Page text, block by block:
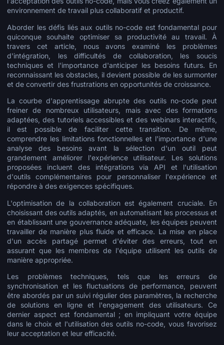
environnement de travail plus collaboratif et productif.
Aborder les défis liés aux outils no-code est fondamental pour
quiconque souhaite optimiser sa productivité au travail. À
travers cet article, nous avons examiné les problèmes
d'intégration, les difficultés de collaboration, les soucis
techniques et l'importance d'anticiper les besoins futurs. En
reconnaissant les obstacles, il devient possible de les surmonter
et de convertir des frustrations en opportunités de croissance.
La courbe d'apprentissage abrupte des outils no-code peut
freiner de nombreux utilisateurs, mais avec des formations
adaptées, des tutoriels accessibles et des webinars interactifs,
il est possible de faciliter cette transition. De même,
comprendre les limitations fonctionnelles et l'importance d'une
analyse des besoins avant la sélection d'un outil peut
grandement améliorer l'expérience utilisateur. Les solutions
proposées incluent des intégrations via API et l'utilisation
d'outils complémentaires pour personnaliser l'expérience et
répondre à des exigences spécifiques.
L'optimisation de la collaboration est également cruciale. En
choisissant des outils adaptés, en automatisant les processus et
en établissant une gouvernance adéquate, les équipes peuvent
travailler de manière plus fluide et efficace. La mise en place
d'un accès partagé permet d'éviter des erreurs, tout en
assurant que les membres de l'équipe utilisent les outils de
manière appropriée.
Les problèmes techniques, tels que les erreurs de
synchronisation et les fluctuations de performance, peuvent
être abordés par un suivi régulier des paramètres, la recherche
de solutions en ligne et l'engagement des utilisateurs. Ce
dernier aspect est fondamental ; en impliquant votre équipe
dans le choix et l'utilisation des outils no-code, vous favorisez
leur acceptation et leur efficacité.